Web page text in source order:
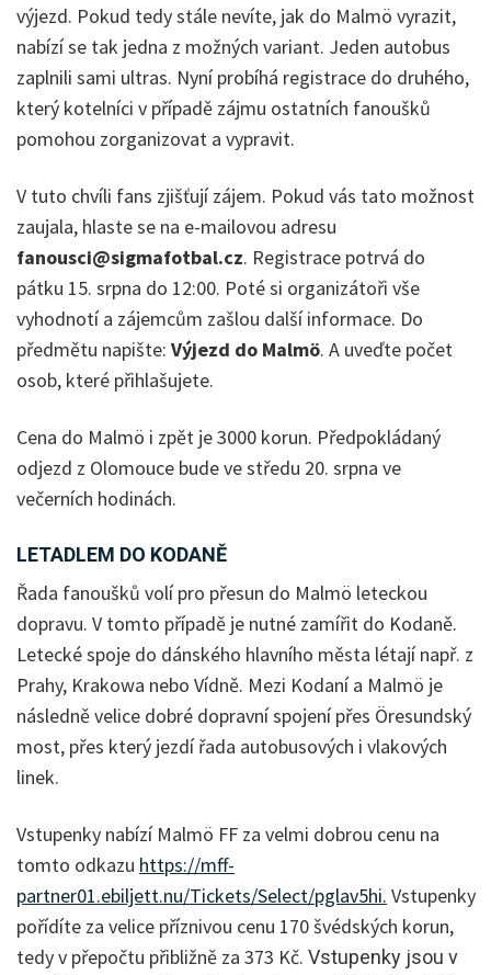
výjezd. Pokud tedy stále nevíte, jak do Malmö vyrazit,
nabízí se tak jedna z možných variant. Jeden autobus
zaplnili sami ultras. Nyní probíhá registrace do druhého,
který kotelníci v případě zájmu ostatních fanoušků
pomohou zorganizovat a vypravit.
V tuto chvíli fans zjišťují zájem. Pokud vás tato možnost
zaujala, hlaste se na e-mailovou adresu
fanousci@sigmafotbal.cz. Registrace potrvá do
pátku 15. srpna do 12:00. Poté si organizátoři vše
vyhodnotí a zájemcům zašlou další informace. Do
předmětu napište: Výjezd do Malmö. A uveďte počet
osob, které přihlašujete.
Cena do Malmö i zpět je 3000 korun. Předpokládaný
odjezd z Olomouce bude ve středu 20. srpna ve
večerních hodinách.
LETADLEM DO KODANĚ
Řada fanoušků volí pro přesun do Malmö leteckou
dopravu. V tomto případě je nutné zamířit do Kodaně.
Letecké spoje do dánského hlavního města létají např. z
Prahy, Krakowa nebo Vídně. Mezi Kodaní a Malmö je
následně velice dobré dopravní spojení přes Öresundský
most, přes který jezdí řada autobusových i vlakových
linek.
Vstupenky nabízí Malmö FF za velmi dobrou cenu na
tomto odkazu https://mff-
partner01.ebiljett.nu/Tickets/Select/pglav5hi. Vstupenky
pořídíte za velice příznivou cenu 170 švédských korun,
tedy v přepočtu přibližně za 373 Kč. Vstupenky jsou v